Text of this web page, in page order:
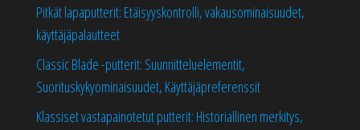
Pitkät lapaputterit: Etäisyyskontrolli, vakausominaisuudet,
käyttäjäpalautteet
Classic Blade -putterit: Suunnitteluelementit,
Suorituskykyominaisuudet, Käyttäjäpreferenssit
Klassiset vastapainotetut putterit: Historiallinen merkitys,